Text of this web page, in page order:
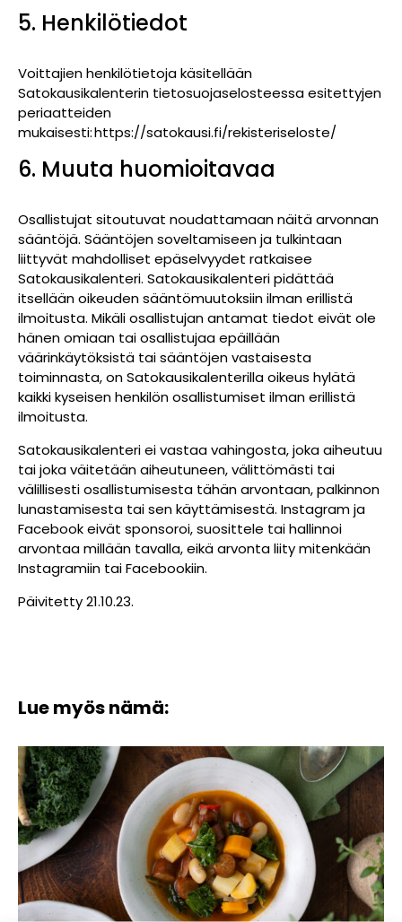
5. Henkilötiedot
Voittajien henkilötietoja käsitellään
Satokausikalenterin tietosuojaselosteessa esitettyjen
periaatteiden
mukaisesti: https://satokausi.fi/rekisteriseloste/
6. Muuta huomioitavaa
Osallistujat sitoutuvat noudattamaan näitä arvonnan
sääntöjä. Sääntöjen soveltamiseen ja tulkintaan
liittyvät mahdolliset epäselvyydet ratkaisee
Satokausikalenteri. Satokausikalenteri pidättää
itsellään oikeuden sääntömuutoksiin ilman erillistä
ilmoitusta. Mikäli osallistujan antamat tiedot eivät ole
hänen omiaan tai osallistujaa epäillään
väärinkäytöksistä tai sääntöjen vastaisesta
toiminnasta, on Satokausikalenterilla oikeus hylätä
kaikki kyseisen henkilön osallistumiset ilman erillistä
ilmoitusta.
Satokausikalenteri ei vastaa vahingosta, joka aiheutuu
tai joka väitetään aiheutuneen, välittömästi tai
välillisesti osallistumisesta tähän arvontaan, palkinnon
lunastamisesta tai sen käyttämisestä. Instagram ja
Facebook eivät sponsoroi, suosittele tai hallinnoi
arvontaa millään tavalla, eikä arvonta liity mitenkään
Instagramiin tai Facebookiin.
Päivitetty 21.10.23.
Lue myös nämä: